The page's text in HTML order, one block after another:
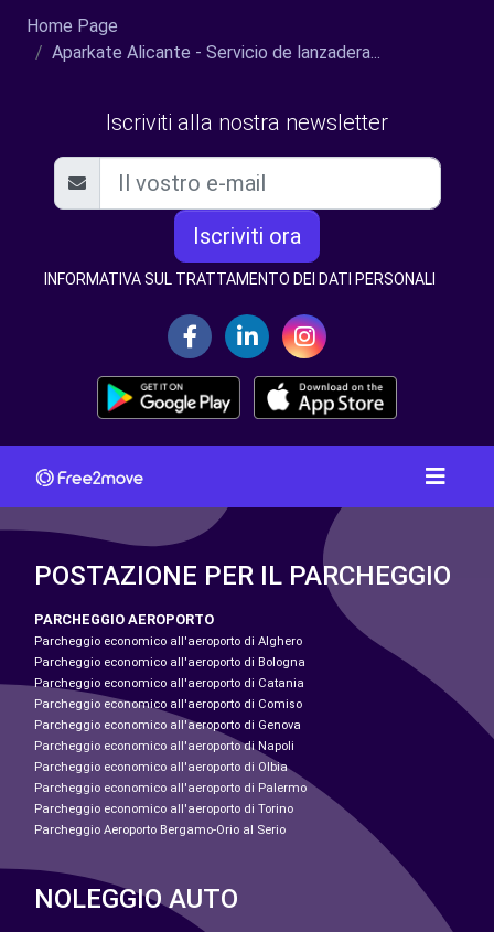
Home Page
Aparkate Alicante - Servicio de lanzadera...
Iscriviti alla nostra newsletter
Iscriviti ora
INFORMATIVA SUL TRATTAMENTO DEI DATI PERSONALI
POSTAZIONE PER IL PARCHEGGIO
PARCHEGGIO AEROPORTO
Parcheggio economico all'aeroporto di Alghero
Parcheggio economico all'aeroporto di Bologna
Parcheggio economico all'aeroporto di Catania
Parcheggio economico all'aeroporto di Comiso
Parcheggio economico all'aeroporto di Genova
Parcheggio economico all'aeroporto di Napoli
Parcheggio economico all'aeroporto di Olbia
Parcheggio economico all'aeroporto di Palermo
Parcheggio economico all'aeroporto di Torino
Parcheggio Aeroporto Bergamo-Orio al Serio
NOLEGGIO AUTO